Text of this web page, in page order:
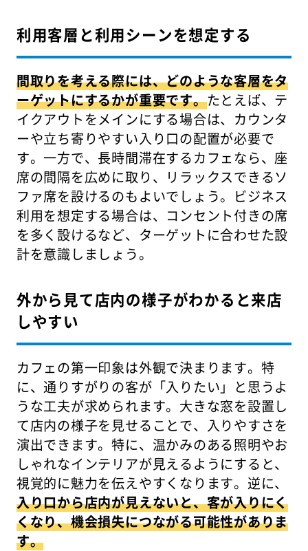
利用客層と利用シーンを想定する
間取りを考える際には、どのような客層をタ
ーゲットにするかが重要です。たとえば、テ
イクアウトをメインにする場合は、カウンタ
ーや立ち寄りやすい入り口の配置が必要で
す。一方で、長時間滞在するカフェなら、座
席の間隔を広めに取り、リラックスできるソ
ファ席を設けるのもよいでしょう。ビジネス
利用を想定する場合は、コンセント付きの席
を多く設けるなど、ターゲットに合わせた設
計を意識しましょう。
外から見て店内の様子がわかると来店
しやすい
カフェの第一印象は外観で決まります。特
に、通りすがりの客が「入りたい」と思うよ
うな工夫が求められます。大きな窓を設置し
て店内の様子を見せることで、入りやすさを
演出できます。特に、温かみのある照明やお
しゃれなインテリアが見えるようにすると、
視覚的に魅力を伝えやすくなります。逆に、
入り口から店内が見えないと、客が入りにく
くなり、機会損失につながる可能性がありま
す。